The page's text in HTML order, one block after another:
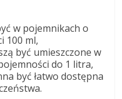
w pojemnikach o
100 ml,
być umieszczone w
do 1 litra,
być łatwo dostępna